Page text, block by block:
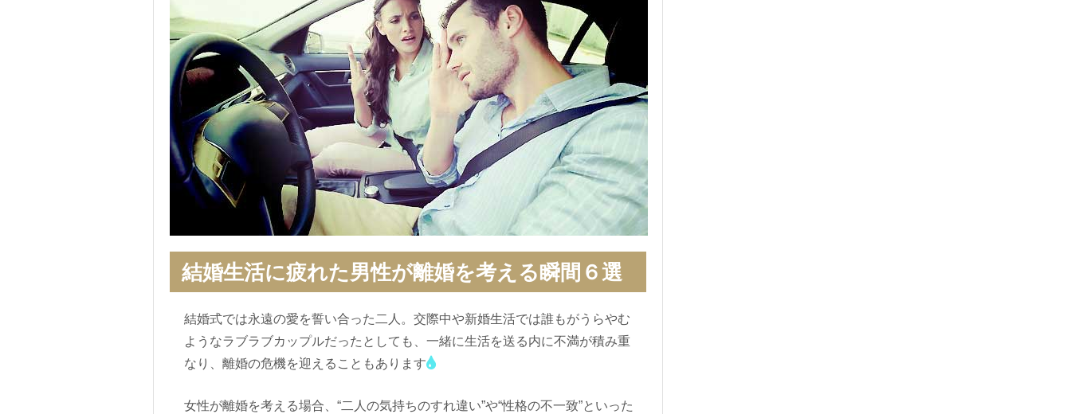
結婚生活に疲れた男性が離婚を考える瞬間６選
結婚式では永遠の愛を誓い合った二人。交際中や新婚生活では誰もがうらやむ
ようなラブラブカップルだったとしても、一緒に生活を送る内に不満が積み重
なり、離婚の危機を迎えることもあります
女性が離婚を考える場合、“二人の気持ちのすれ違い”や“性格の不一致”といった